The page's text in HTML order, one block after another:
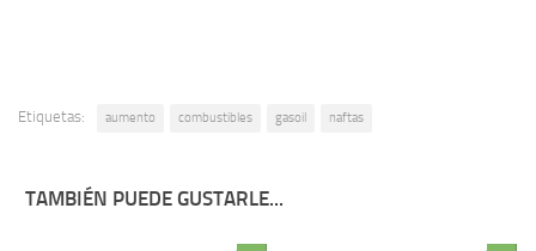
Etiquetas: aumento combustibles gasoil naftas
TAMBIÉN PUEDE GUSTARLE...